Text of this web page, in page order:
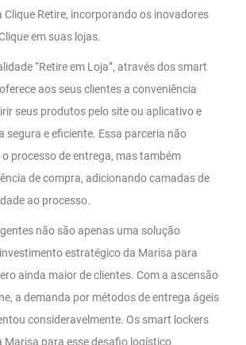
Retire, incorporando os inovadores
em suas lojas.
“Retire em Loja”, através dos smart
aos seus clientes a conveniência
seus produtos pelo site ou aplicativo e
segura e eficiente. Essa parceria não
processo de entrega, mas também
de compra, adicionando camadas de
ao processo.
não são apenas uma solução
estratégico da Marisa para
ainda maior de clientes. Com a ascensão
a demanda por métodos de entrega ágeis
consideravelmente. Os smart lockers
Marisa para esse desafio logístico